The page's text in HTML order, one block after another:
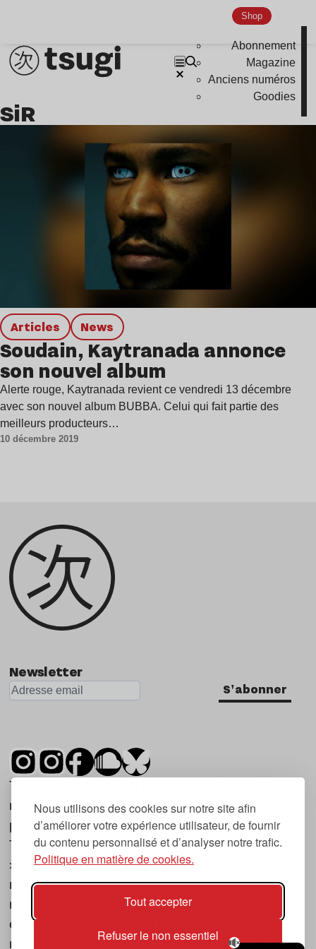
Nous utilisons des cookies sur notre site afin
d’améliorer votre expérience utilisateur, de fournir
du contenu personnalisé et d’analyser notre trafic.
Politique en matière de cookies.
Tout accepter
Refuser le non essentiel
Shop
Abonnement
Magazine
Anciens numéros
Goodies
SiR
Articles news
Soudain, Kaytranada annonce
son nouvel album
Alerte rouge, Kaytranada revient ce vendredi 13 décembre
avec son nouvel album BUBBA. Celui qui fait partie des
meilleurs producteurs…
10 décembre 2019
Newsletter
S'abonner
Tsugi est un mensuel indépendant sur la
musique et les nouvelles tendances, dont la
première parution date de 2007.
Tsugi en japonais signifie « prochain », « suivant
», ce qui correspond à la thématique du
magazine, à l’affût des nouvelles tendances
musicales, qu’elles viennent de la musique
électronique, du rock ou du hip hop, et des
nouveaux phénomènes de société liés à la